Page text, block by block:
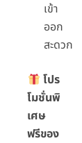
เข้า
ออก
สะดวก
โปร
โมชั่นพิ
เศษ
ฟรีของ